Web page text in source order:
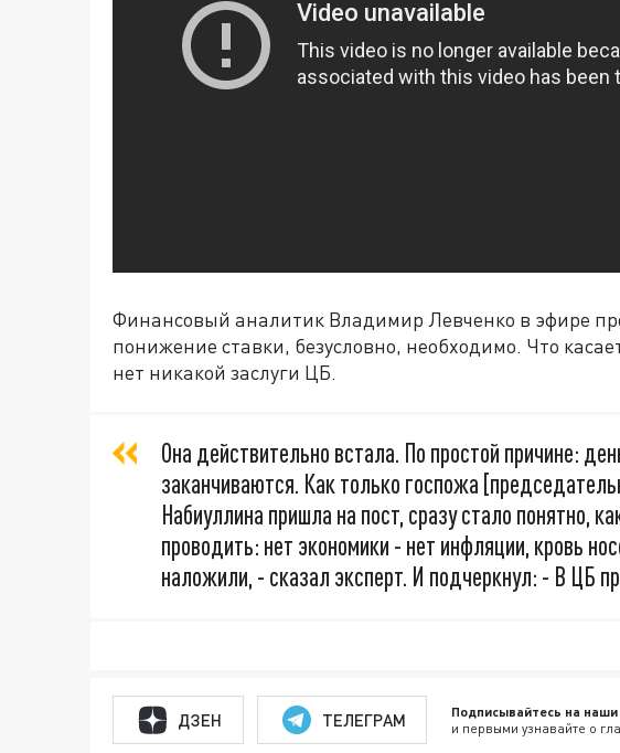
Финансовый аналитик Владимир Левченко в эфире
понижение ставки, безусловно, необходимо. Что
нет никакой заслуги ЦБ.
Она действительно встала. По простой причине:
заканчиваются. Как только госпожа
Набиуллина пришла на пост, сразу стало понятно,
проводить: нет экономики - нет инфляции, кровь
наложили, - сказал эксперт. И подчеркнул: - В ЦБ
ДЗЕН ТЕЛЕГРАМ Подписывайтесь на
и первыми узнавайте о